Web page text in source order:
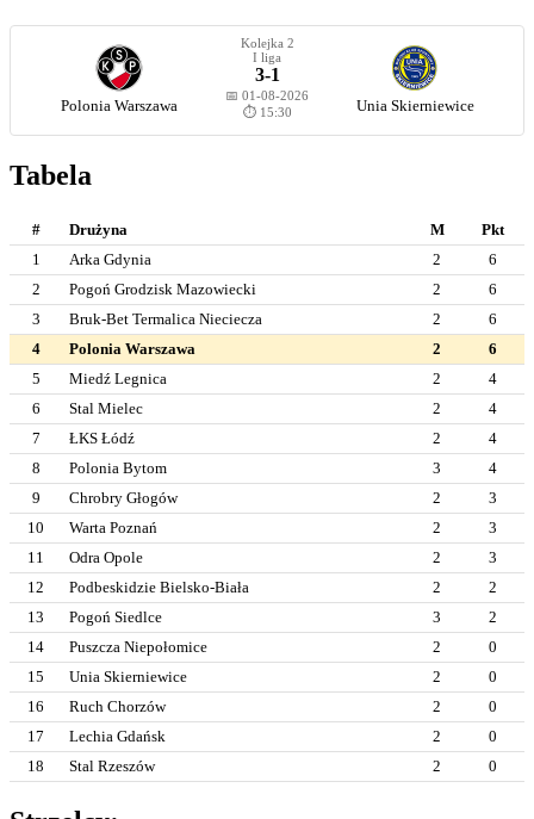
Polonia Warszawa
Kolejka 2
I liga
3-1
📅 01-08-2026
⏱️ 15:30
Unia Skierniewice
Tabela
# Drużyna M
Pkt
1
Arka Gdynia 2
6
2
Pogoń Grodzisk Mazowiecki 2
6
3
Bruk-Bet Termalica Nieciecza 2
6
4
Polonia Warszawa 2
6
5
Miedź Legnica 2
4
6
Stal Mielec 2
4
7
ŁKS Łódź 2
4
8
Polonia Bytom 3
4
9
Chrobry Głogów 2
3
10
Warta Poznań 2
3
11
Odra Opole 2
3
12
Podbeskidzie Bielsko-Biała 2
2
13
Pogoń Siedlce 3
2
14
Puszcza Niepołomice 2
0
15
Unia Skierniewice 2
0
16
Ruch Chorzów 2
0
17
Lechia Gdańsk 2
0
18
Stal Rzeszów 2 0